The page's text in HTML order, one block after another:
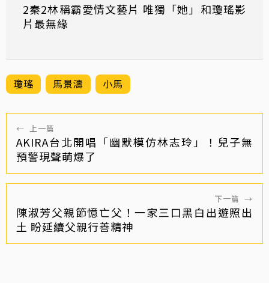
2秦2林稱霸愛情文藝片 唯獨「她」和瓊瑤影
片最無緣
瓊瑤 馬景濤 小馬
← 上一篇
AKIRA台北開唱「幽默模仿林志玲」！兒子無
預警現聲萌爆了
下一篇 →
陳淑芳父親節憶亡父！一家三口黑白出遊照出
土 盼延續父親行善精神